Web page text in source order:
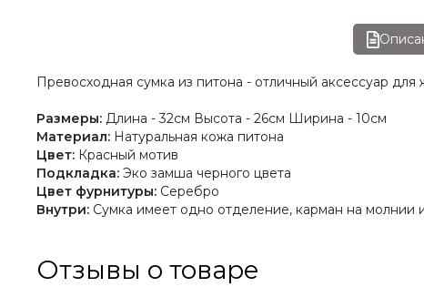
Превосходная сумка из питона - отличный аксессуар для
Размеры: Длина - 32см Высота - 26см Ширина - 10см
Материал: Натуральная кожа питона
Цвет: Красный мотив
Подкладка: Эко замша черного цвета
Цвет фурнитуры: Серебро
Внутри: Сумка имеет одно отделение, карман на молнии
Отзывы о товаре